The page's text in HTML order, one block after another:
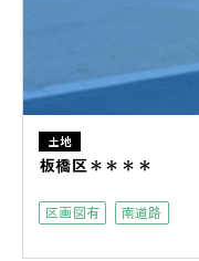
土地
板橋区＊＊＊＊
区画図有 南道路